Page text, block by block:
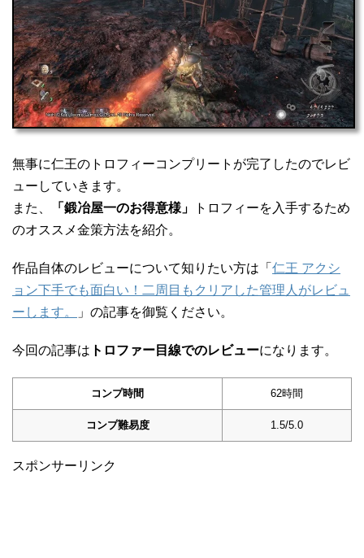
無事に仁王のトロフィーコンプリートが完了したのでレビ
ューしていきます。
また、
「鍛冶屋一のお得意様」
トロフィーを入手するため
のオススメ金策方法を紹介。
作品自体のレビューについて知りたい方は「 仁王 アクシ
ョン下手でも面白い！二周目もクリアした管理人がレビュ
ーします。
」の記事を御覧ください。
今回の記事は トロファー目線でのレビューになります。
コンプ時間 62時間
コンプ難易度 1.5/5.0
スポンサーリンク